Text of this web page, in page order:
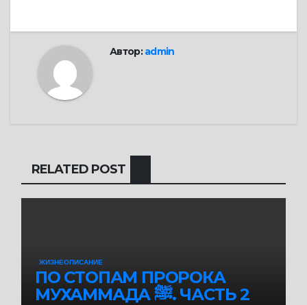
Автор:admin
RELATED POST
ЖИЗНЕОПИСАНИЕ
ПО СТОПАМ ПРОРОКА
МУХАММАДА ﷺ. ЧАСТЬ 2